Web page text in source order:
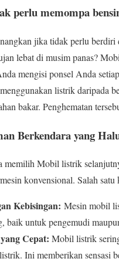
perlu memompa
jika tidak perlu
lebat di musim panas?
mengisi ponsel Anda
listrik daripada
bakar. Penghematan
Berkendara yang
memilih Mobil listrik
konvensional. Salah
Kebisingan: Mesin mobil
baik untuk pengemudi
Cepat: Mobil listrik
Ini memberikan sensasi